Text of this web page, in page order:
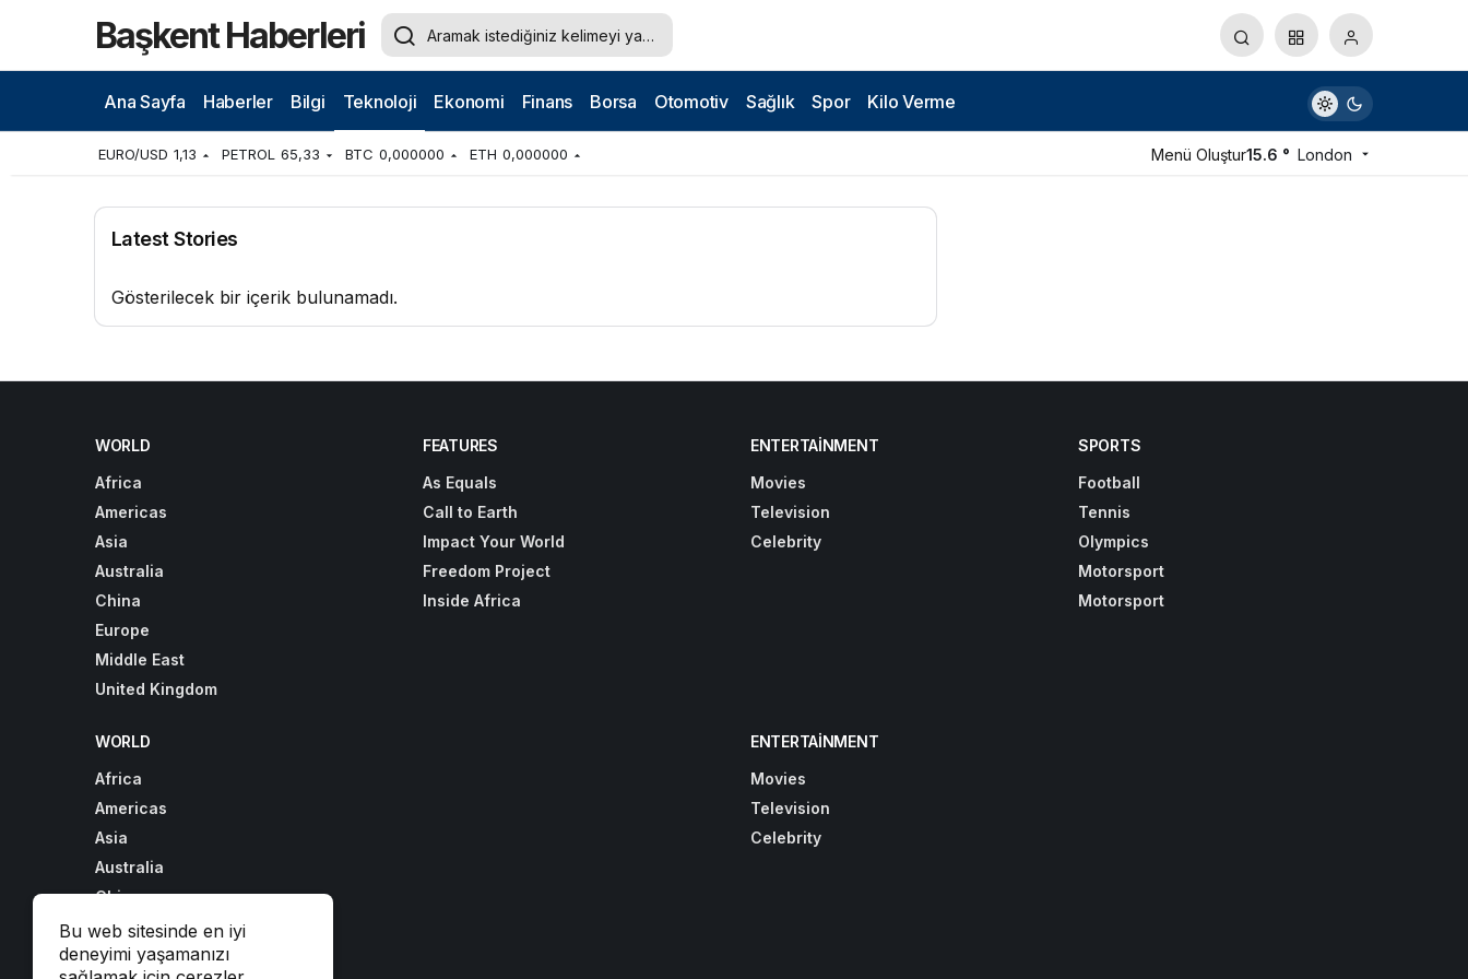
Başkent Haberleri
Ana Sayfa Haberler Bilgi Teknoloji Ekonomi Finans Borsa Otomotiv Sağlık Spor Kilo Verme
EURO/USD 1,13 PETROL 65,33 BTC 0,000000 ETH 0,000000 Menü Oluştur15.6 ° London
Latest Stories
Gösterilecek bir içerik bulunamadı.
Bu web sitesinde en iyi
deneyimi yaşamanızı
WORLD
Africa
Americas
Asia
Australia
China
Europe
Middle East
United Kingdom
FEATURES
As Equals
Call to Earth
Impact Your World
Freedom Project
Inside Africa
ENTERTAINMENT
Movies
Television
Celebrity
SPORTS
Football
Tennis
Olympics
Motorsport
Motorsport
WORLD
Africa
Americas
Asia
Australia
China
Europe
Middle East
ENTERTAINMENT
Movies
Television
Celebrity